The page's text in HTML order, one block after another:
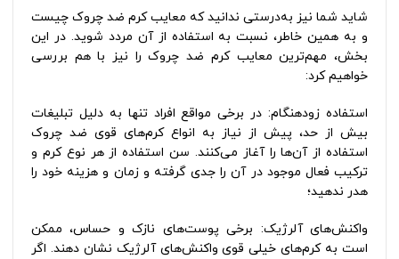
شاید شما نیز به‌درستی ندانید که معایب کرم ضد چروک چیست
و به همین خاطر، نسبت به استفاده از آن مردد شوید. در این
بخش، مهم‌ترین معایب کرم ضد چروک را نیز با هم بررسی
خواهیم کرد:
استفاده زودهنگام: در برخی مواقع افراد تنها به دلیل تبلیغات
بیش از حد، پیش از نیاز به انواع کرم‌های قوی ضد چروک
استفاده از آن‌ها را آغاز می‌کنند. سن استفاده از هر نوع کرم و
ترکیب فعال موجود در آن را جدی گرفته و زمان و هزینه خود را
هدر ندهید؛
واکنش‌های آلرژیک: برخی پوست‌های نازک و حساس، ممکن
است به کرم‌های خیلی قوی واکنش‌های آلرژیک نشان دهند. اگر